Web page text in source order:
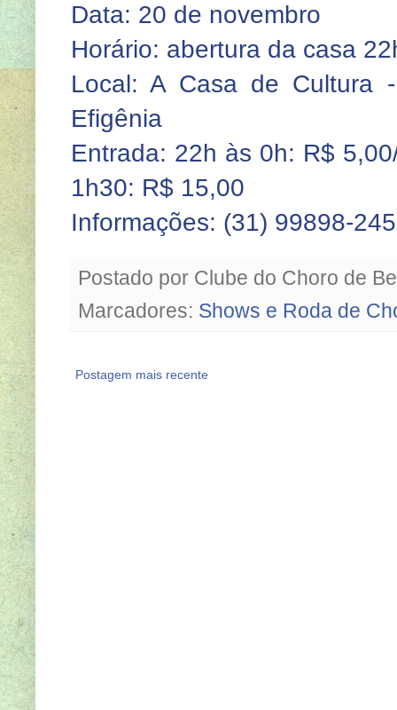
Data: 20 de novembro
Horário: abertura da casa
Local: A Casa de Cultura
Efigênia
Entrada: 22h às 0h: R$
1h30: R$ 15,00
Informações: (31) 99898-
Postado por Clube do Choro de
Marcadores: Shows e Roda de
Postagem mais recente